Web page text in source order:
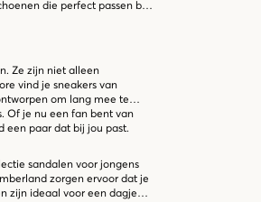
die perfect passen bij
Ze zijn niet alleen
vind je sneakers van
om lang mee te
Of je nu een fan bent van
een paar dat bij jou past.
sandalen voor jongens
zorgen ervoor dat je
zijn ideaal voor een dagje